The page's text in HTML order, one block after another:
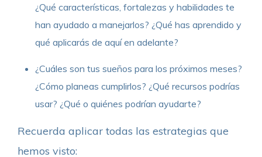
¿Qué características, fortalezas y habilidades te
han ayudado a manejarlos? ¿Qué has aprendido y
qué aplicarás de aquí en adelante?
¿Cuáles son tus sueños para los próximos meses?
¿Cómo planeas cumplirlos? ¿Qué recursos podrías
usar? ¿Qué o quiénes podrían ayudarte?
Recuerda aplicar todas las estrategias que
hemos visto: